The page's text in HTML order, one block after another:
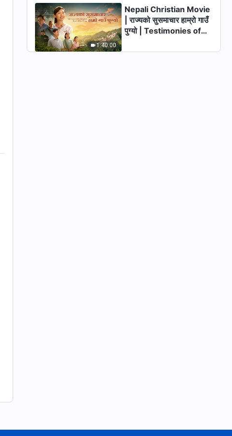
11:33
परमेश्‍वरका दैनिक वचनहरू: बाइबल
सम्‍बन्धी रहस्यहरू | अंश २८०
1:40:00
Nepali Christian Movie
| राज्यको सुसमाचार हाम्रो गाउँ
पुग्यो | Testimonies of
the Lord's Return